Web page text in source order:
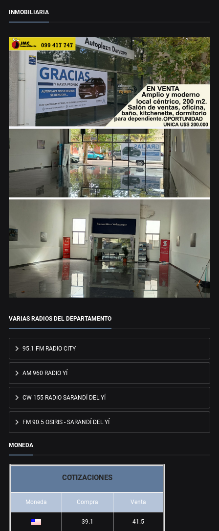
INMOBILIARIA
VARIAS RADIOS DEL DEPARTAMENTO
95.1 FM RADIO CITY
AM 960 RADIO YÍ
CW 155 RADIO SARANDÍ DEL YÍ
FM 90.5 OSIRIS - SARANDÍ DEL YÍ
MONEDA
COTIZACIONES
Moneda Compra Venta
39.1 41.5